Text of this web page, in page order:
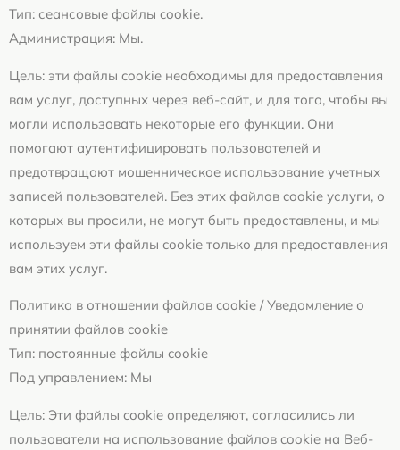
Тип: сеансовые файлы cookie.
Администрация: Мы.
Цель: эти файлы cookie необходимы для предоставления
вам услуг, доступных через веб-сайт, и для того, чтобы вы
могли использовать некоторые его функции. Они
помогают аутентифицировать пользователей и
предотвращают мошенническое использование учетных
записей пользователей. Без этих файлов cookie услуги, о
которых вы просили, не могут быть предоставлены, и мы
используем эти файлы cookie только для предоставления
вам этих услуг.
Политика в отношении файлов cookie / Уведомление о
принятии файлов cookie
Тип: постоянные файлы cookie
Под управлением: Мы
Цель: Эти файлы cookie определяют, согласились ли
пользователи на использование файлов cookie на Веб-